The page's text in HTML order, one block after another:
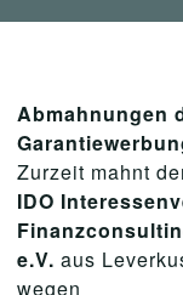
Abmahnungen
Zurzeit mahnt
IDO
e.V. aus
wegen